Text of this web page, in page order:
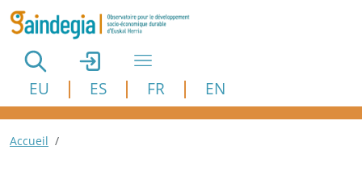
Aller au contenu principal
EU ES FR EN
Fil d'Ariane
Accueil